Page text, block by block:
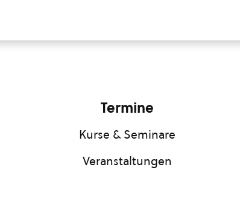
Termine
Kurse & Seminare
Veranstaltungen